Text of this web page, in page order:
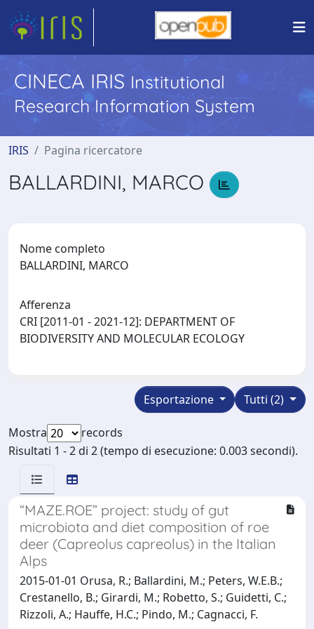
CINECA IRIS Institutional
Research Information System
IRIS Pagina ricercatore
BALLARDINI, MARCO
Nome completo
BALLARDINI, MARCO
Afferenza
CRI [2011-01 - 2021-12]: DEPARTMENT OF
BIODIVERSITY AND MOLECULAR ECOLOGY
Tutti (2)
Esportazione
Mostra
records
Risultati 1 - 2 di 2 (tempo di esecuzione: 0.003 secondi).
“MAZE.ROE” project: study of gut
microbiota and diet composition of roe
deer (Capreolus capreolus) in the Italian
Alps
2015-01-01 Orusa, R.; Ballardini, M.; Peters, W.E.B.;
Crestanello, B.; Girardi, M.; Robetto, S.; Guidetti, C.;
Rizzoli, A.; Hauffe, H.C.; Pindo, M.; Cagnacci, F.